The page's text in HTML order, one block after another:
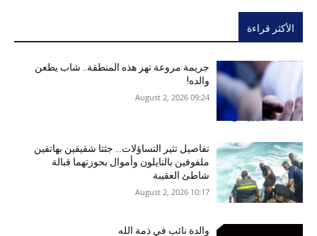
الأكثر قراءة
جريمة مروعة تهز هذه المنطقة.. شاب يطعن
والده!
09:24 2026 ,August 2
تفاصيل تثير التساؤلات… جثتا شقيقين بهاتفين
ملفوفين بالنايلون وأموال بحوزتهما قبالة
شاطئ العقيبة
10:17 2026 ,August 2
والدة نائب في ذمة الله